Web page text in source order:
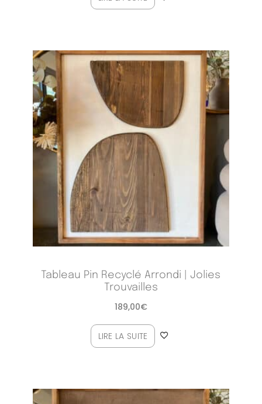
Tableau Pin Recyclé Arrondi | Jolies
Trouvailles
189,00€
LIRE LA SUITE